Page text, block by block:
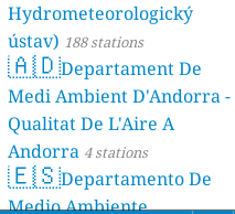
Hydrometeorologický
ústav) 188 stations
🇦🇩Departament De
Medi Ambient D'Andorra -
Qualitat De L'Aire A
Andorra 4 stations
🇪🇸Departamento De
Medio Ambiente,